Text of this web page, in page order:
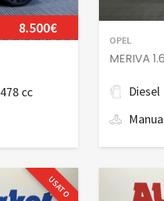
8.500€
478 cc
OPEL
MERIVA
Diesel
USATO